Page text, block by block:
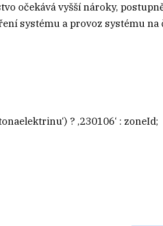
očekává vyšší nároky,
systému a provoz systému
? ‚230106‘ : zoneId;